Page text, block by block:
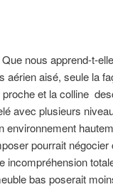
nous apprend-t-
aérien aisé, seule la
proche et la colline
avec plusieurs
environnement
pourrait négocier
incompréhension
bas poserait